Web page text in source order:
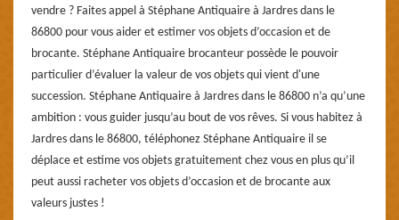
vendre ? Faites appel à Stéphane Antiquaire à Jardres dans le
86800 pour vous aider et estimer vos objets d’occasion et de
brocante. Stéphane Antiquaire brocanteur possède le pouvoir
particulier d’évaluer la valeur de vos objets qui vient d'une
succession. Stéphane Antiquaire à Jardres dans le 86800 n’a qu’une
ambition : vous guider jusqu’au bout de vos rêves. Si vous habitez à
Jardres dans le 86800, téléphonez Stéphane Antiquaire il se
déplace et estime vos objets gratuitement chez vous en plus qu’il
peut aussi racheter vos objets d’occasion et de brocante aux
valeurs justes !